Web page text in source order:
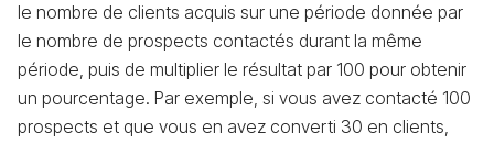
le nombre de clients acquis sur une période donnée par
le nombre de prospects contactés durant la même
période, puis de multiplier le résultat par 100 pour obtenir
un pourcentage. Par exemple, si vous avez contacté 100
prospects et que vous en avez converti 30 en clients,